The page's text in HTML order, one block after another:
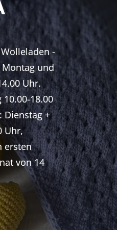
-
und
Uhr.
18.00
Dienstag +
Uhr,
ersten
von 14